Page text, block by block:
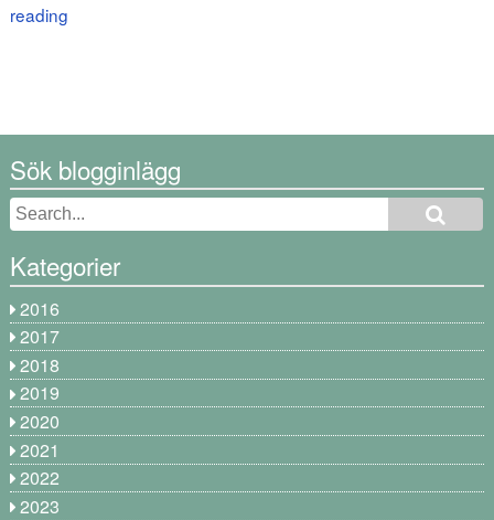
reading
Sök blogginlägg
Kategorier
2016
2017
2018
2019
2020
2021
2022
2023